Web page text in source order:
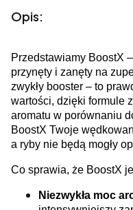
Opis:
Przedstawiamy BoostX
przynęty i zanęty na
zwykły booster – to
wartości, dzięki formule
aromatu w porównaniu
BoostX Twoje
a ryby nie będą mogły
Co sprawia, że BoostX
Niezwykła moc